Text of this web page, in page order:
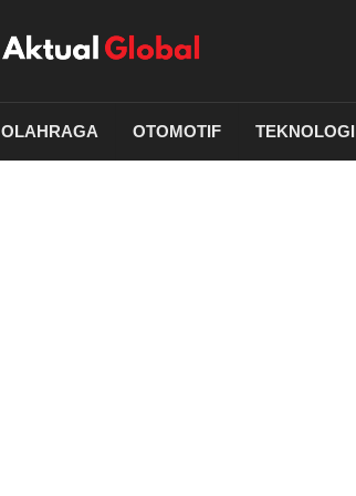
OLAHRAGA OTOMOTIF TEKNOLOGI